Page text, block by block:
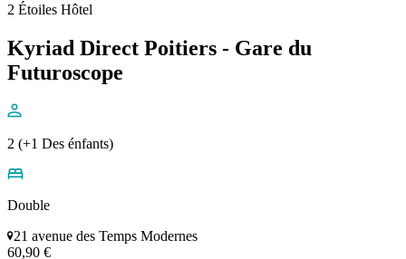
2 Étoiles Hôtel
Kyriad Direct Poitiers - Gare du
Futuroscope
2 (+1 Des énfants)
Double
21 avenue des Temps Modernes
60,90 €